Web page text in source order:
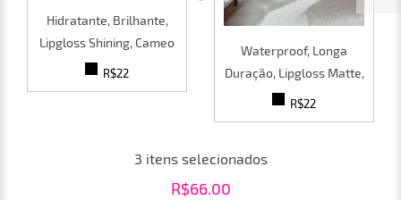
Hidratante, Brilhante,
Lipgloss Shining, Cameo
R$22
Waterproof, Longa
Duração, Lipgloss Matte,
Crail
R$22
3 itens selecionados
R$66.00